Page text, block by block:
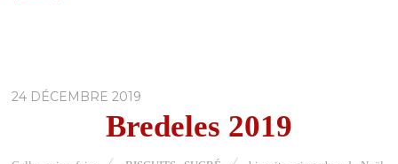
24 DÉCEMBRE 2019
Bredeles 2019